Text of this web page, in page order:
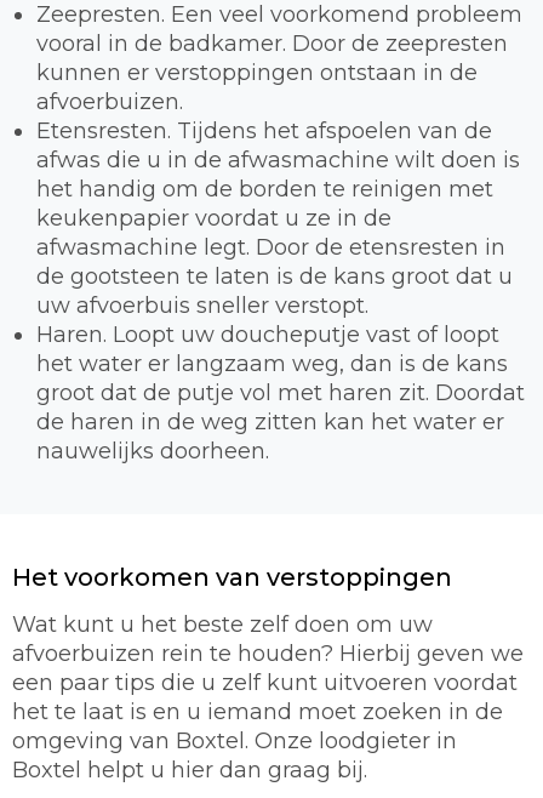
Zeepresten. Een veel voorkomend probleem
vooral in de badkamer. Door de zeepresten
kunnen er verstoppingen ontstaan in de
afvoerbuizen.
Etensresten. Tijdens het afspoelen van de
afwas die u in de afwasmachine wilt doen is
het handig om de borden te reinigen met
keukenpapier voordat u ze in de
afwasmachine legt. Door de etensresten in
de gootsteen te laten is de kans groot dat u
uw afvoerbuis sneller verstopt.
Haren. Loopt uw doucheputje vast of loopt
het water er langzaam weg, dan is de kans
groot dat de putje vol met haren zit. Doordat
de haren in de weg zitten kan het water er
nauwelijks doorheen.
Het voorkomen van verstoppingen
Wat kunt u het beste zelf doen om uw
afvoerbuizen rein te houden? Hierbij geven we
een paar tips die u zelf kunt uitvoeren voordat
het te laat is en u iemand moet zoeken in de
omgeving van Boxtel. Onze loodgieter in
Boxtel helpt u hier dan graag bij.